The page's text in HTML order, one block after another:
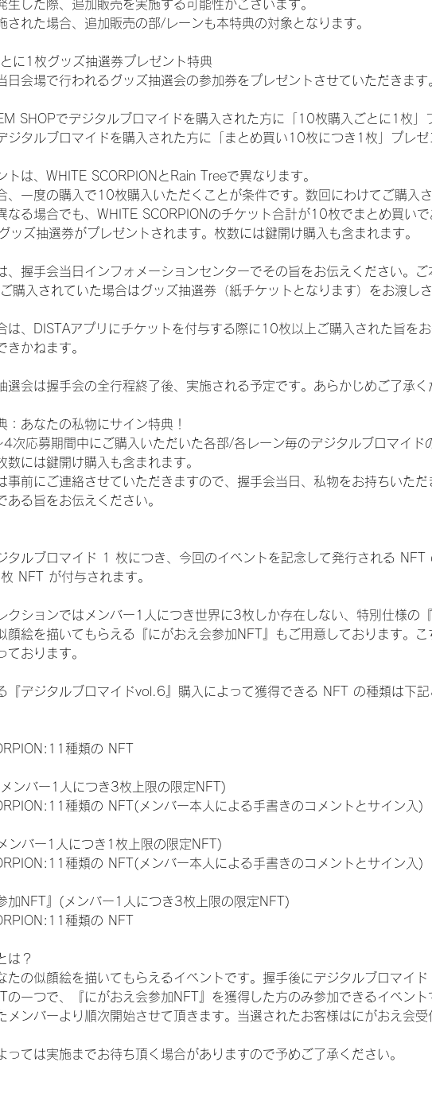
した際、追加販売を実施する可能性がございます。
された場合、追加販売の部/レーンも本特典の対象となります。
に1枚グッズ抽選券プレゼント特典
日会場で行われるグッズ抽選会の参加券をプレゼントさせていただきます
SHOPでデジタルブロマイドを購入された方に「10枚購入ごとに1枚」
タルブロマイドを購入された方に「まとめ買い10枚につき1枚」プレゼ
トは、WHITE SCORPIONとRain Treeで異なります。
、一度の購入で10枚購入いただくことが条件です。数回にわけてご購入
なる場合でも、WHITE SCORPIONのチケット合計が10枚でまとめ買い
ッズ抽選券がプレゼントされます。枚数には鍵開け購入も含まれます。
、握手会当日インフォメーションセンターでその旨をお伝えください。
購入されていた場合はグッズ抽選券（紙チケットとなります）をお渡しさ
は、DISTAアプリにチケットを付与する際に10枚以上ご購入された旨を
きかねます。
会は握手会の全行程終了後、実施される予定です。あらかじめご了承く
あなたの私物にサイン特典！
次応募期間中にご購入いただいた各部/各レーン毎のデジタルブロマイド
数には鍵開け購入も含まれます。
事前にご連絡させていただきますので、握手会当日、私物をお持ちいた
ある旨をお伝えください。
タルブロマイド 1 枚につき、今回のイベントを記念して発行される NFT
NFT が付与されます。
クションではメンバー1人につき世界に3枚しか存在しない、特別仕様の
顔絵を描いてもらえる『にがおえ会参加NFT』もご用意しております。
ております。
『デジタルブロマイドvol.6』購入によって獲得できる NFT の種類は下記
種類の NFT
メンバー1人につき3枚上限の限定NFT)
種類の NFT(メンバー本人による手書きのコメントとサイン入)
ンバー1人につき1枚上限の限定NFT)
種類の NFT(メンバー本人による手書きのコメントとサイン入)
加NFT』(メンバー1人につき3枚上限の限定NFT)
種類の NFT
は？
たの似顔絵を描いてもらえるイベントです。握手後にデジタルブロマイ
の一つで、『にがおえ会参加NFT』を獲得した方のみ参加できるイベン
メンバーより順次開始させて頂きます。当選されたお客様はにがおえ会
ては実施までお待ち頂く場合がありますので予めご了承ください。